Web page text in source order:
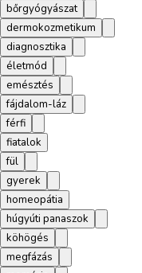
bőrgyógyászat
dermokozmetikum
diagnosztika
életmód
emésztés
fájdalom-láz
férfi
fiatalok
fül
gyerek
homeopátia
húgyúti panaszok
köhögés
megfázás